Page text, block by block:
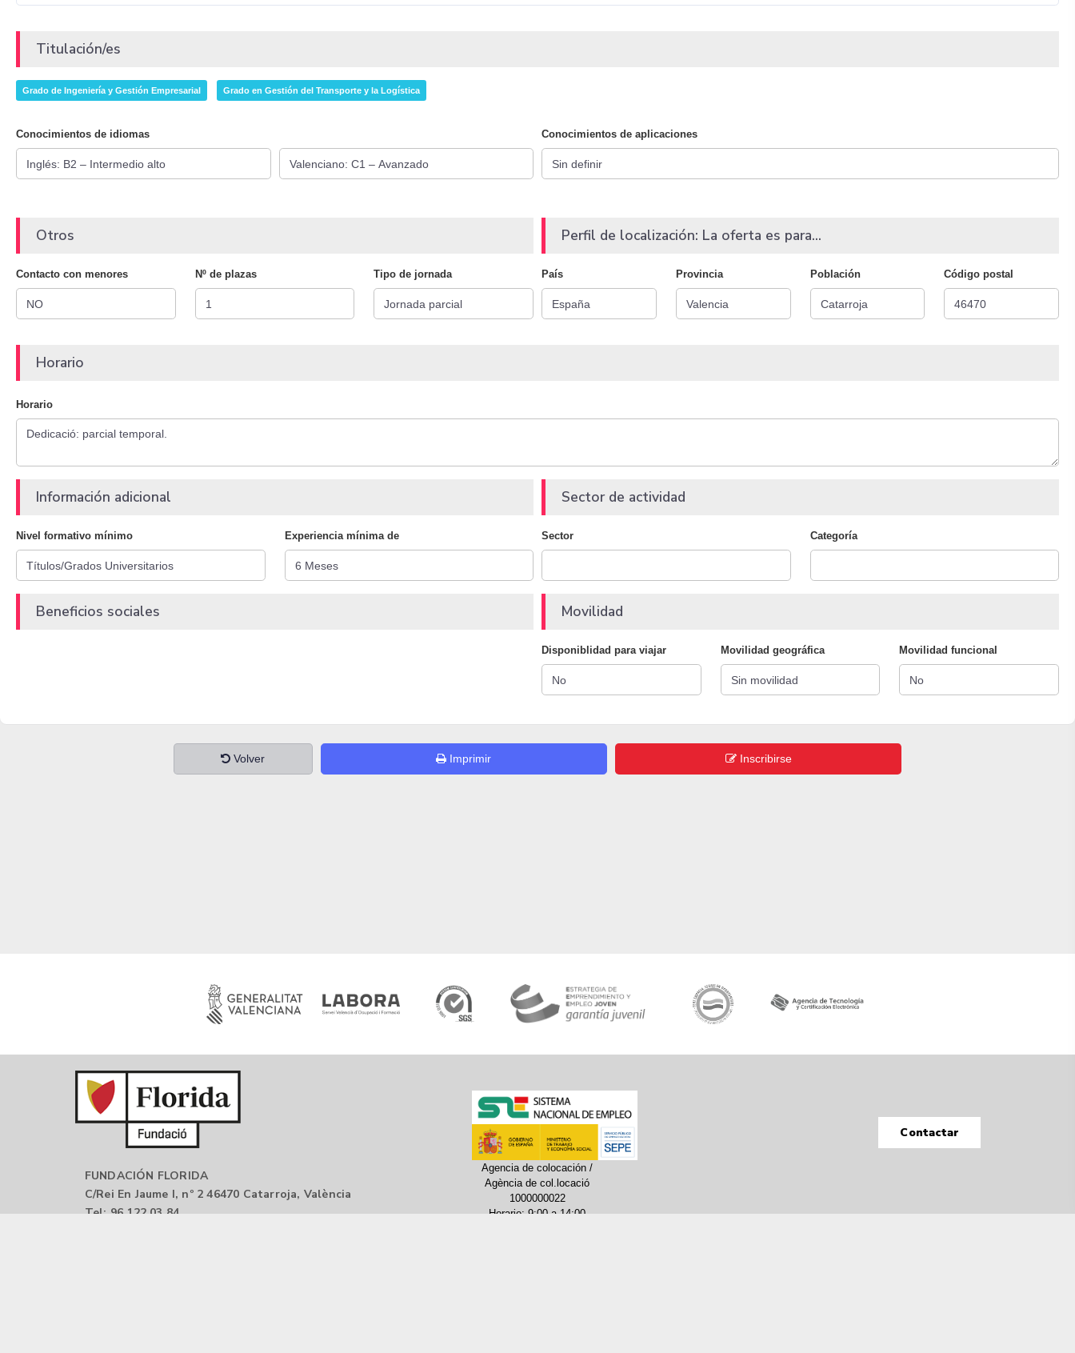
Titulación/es
Grado de Ingeniería y Gestión Empresarial Grado en Gestión del Transporte y la Logística
Conocimientos de idiomas Conocimientos de aplicaciones
Otros
Contacto con menores Nº de plazas Tipo de jornada
Perfil de localización: La oferta es para...
País Provincia Población Código postal
Horario
Horario
Información adicional
Nivel formativo mínimo Experiencia mínima de
Sector de actividad
Sector Categoría
Beneficios sociales Movilidad
Disponiblidad para viajar Movilidad geográfica Movilidad funcional
Volver Imprimir Inscribirse
FUNDACIÓN FLORIDA
C/Rei En Jaume I, nº 2 46470 Catarroja, València
Tel: 96 122 03 84
Agencia de colocación /
Agència de col.locació
1000000022
Horario: 9:00 a 14:00
Contactar